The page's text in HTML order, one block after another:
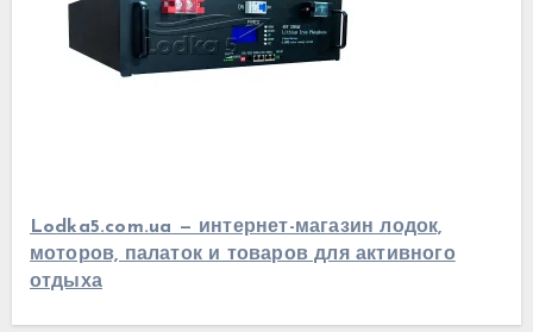
Lodka5.com.ua — интернет-магазин лодок,
моторов, палаток и товаров для активного
отдыха